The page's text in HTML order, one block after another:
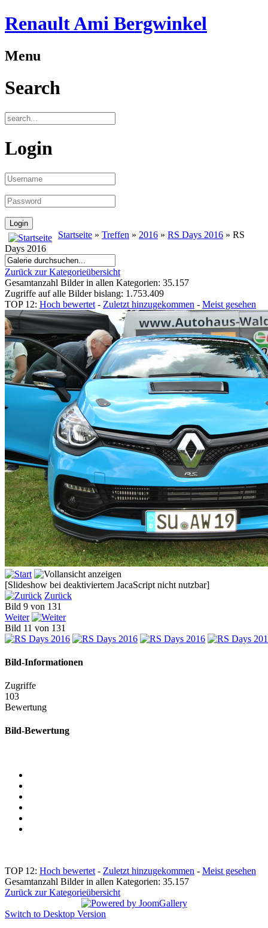
Renault Ami Bergwinkel
Menu
Search
Login
Startseite » Treffen » 2016 » RS Days 2016 » RS
Days 2016
Zurück zur Kategorieübersicht
Gesamtanzahl Bilder in allen Kategorien: 35.157
Zugriffe auf alle Bilder bislang: 1.753.409
TOP 12: Hoch bewertet - Zuletzt hinzugekommen - Meist gesehen
[Slideshow bei deaktiviertem JacaScript nicht nutzbar]
Zurück
Bild 9 von 131
Weiter
Bild 11 von 131
Bild-Informationen
Zugriffe
103
Bewertung
Bild-Bewertung
TOP 12: Hoch bewertet - Zuletzt hinzugekommen - Meist gesehen
Gesamtanzahl Bilder in allen Kategorien: 35.157
Zurück zur Kategorieübersicht
Switch to Desktop Version